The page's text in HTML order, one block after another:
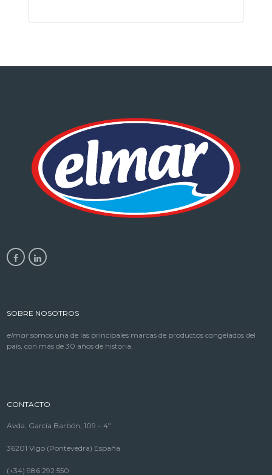
SOBRE NOSOTROS
elmar somos una de las principales marcas de productos congelados del
país, con más de 30 años de historia.
CONTACTO
Avda. García Barbón, 109 – 4º.
36201 Vigo (Pontevedra) España
(+34) 986 292 550